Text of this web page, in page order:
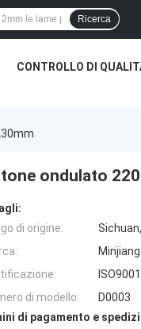
Ricerca
CONTROLLO DI
ondulato
di origine:
Minjiang
di modello:
D0003
di pagamento e